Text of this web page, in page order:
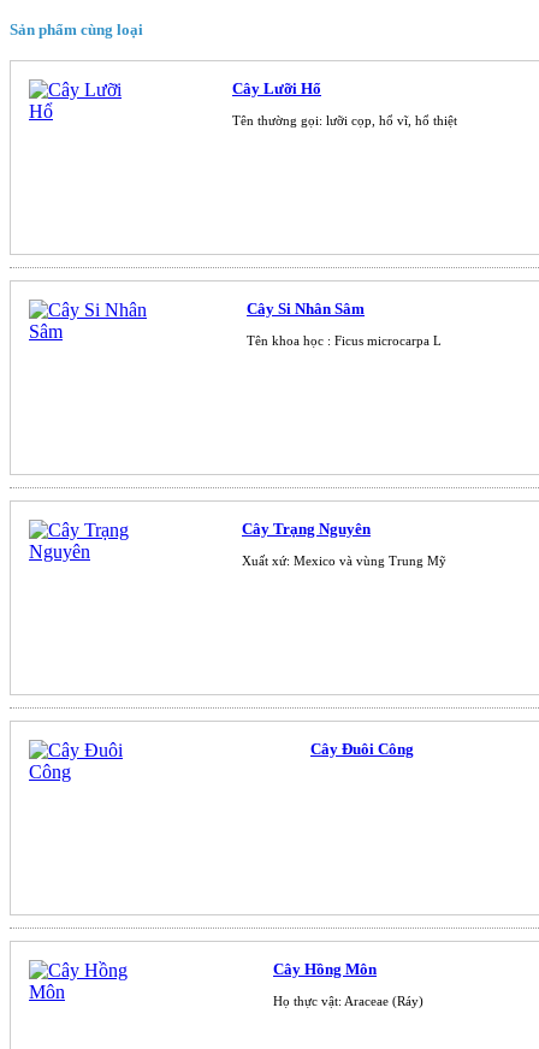
Sản phẩm cùng loại
Cây Lưỡi Hổ
Tên thường gọi: lưỡi cọp, hổ vĩ, hổ thiệt
Cây Si Nhân Sâm
Tên khoa học : Ficus microcarpa L
Cây Trạng Nguyên
Xuất xứ: Mexico và vùng Trung Mỹ
Cây Đuôi Công
Cây Hồng Môn
Họ thực vật: Araceae (Ráy)